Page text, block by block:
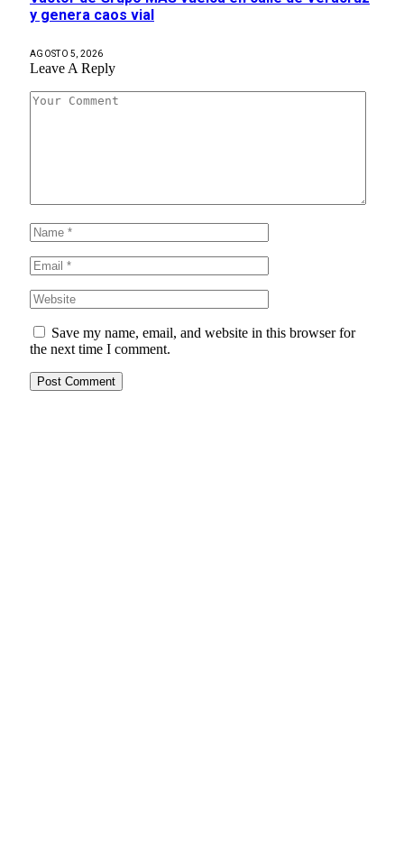
y genera caos vial
AGOSTO 5, 2026
Leave A Reply
Save my name, email, and website in this browser for
the next time I comment.